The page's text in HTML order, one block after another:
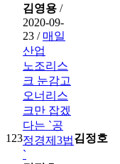
김영용 /
2020-09-
23 / 매일
산업
123
노조리스
크 눈감고
오너리스
크만 잡겠
다는 `공
정경제3법
`
김정호